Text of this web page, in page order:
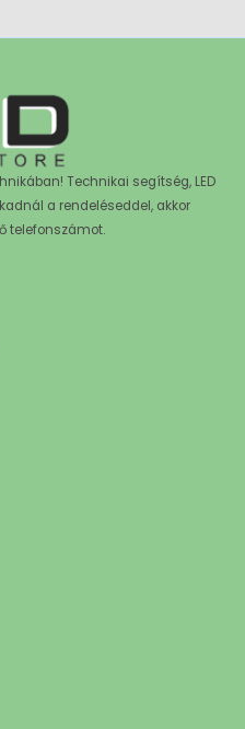
Technikai segítség, LED
a rendeléseddel, akkor
telefonszámot.